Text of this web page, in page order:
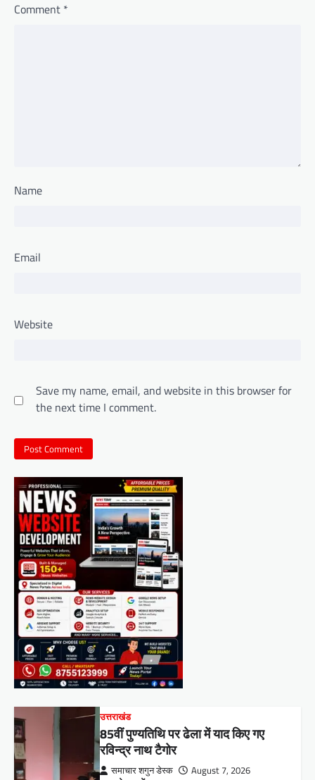
Comment *
Name
Email
Website
Save my name, email, and website in this browser for
the next time I comment.
उत्तराखंड
85वीं पुण्यतिथि पर ढेला में याद किए गए
रविन्द्र नाथ टैगोर
समाचार शगुन डेस्क August 7, 2026